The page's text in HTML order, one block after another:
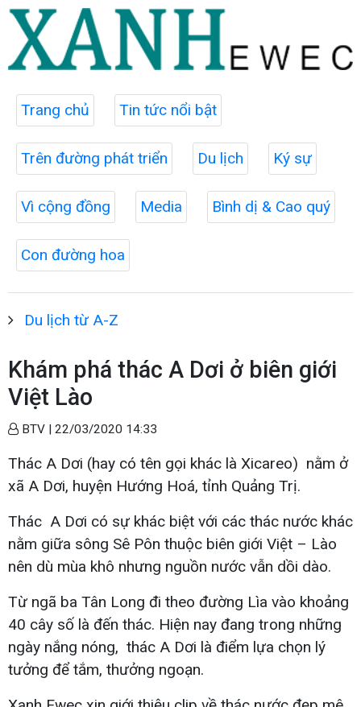
Trang chủ Tin tức nổi bật
Trên đường phát triển Du lịch Ký sự
Vì cộng đồng Media Bình dị & Cao quý
Con đường hoa
Du lịch từ A-Z
Khám phá thác A Dơi ở biên giới
Việt Lào
BTV | 22/03/2020 14:33
Thác A Dơi (hay có tên gọi khác là Xicareo) nằm ở
xã A Dơi, huyện Hướng Hoá, tỉnh Quảng Trị.
Thác A Dơi có sự khác biệt với các thác nước khác
nằm giữa sông Sê Pôn thuộc biên giới Việt – Lào
nên dù mùa khô nhưng nguồn nước vẫn dồi dào.
Từ ngã ba Tân Long đi theo đường Lìa vào khoảng
40 cây số là đến thác. Hiện nay đang trong những
ngày nắng nóng, thác A Dơi là điểm lựa chọn lý
tưởng để tắm, thưởng ngoạn.